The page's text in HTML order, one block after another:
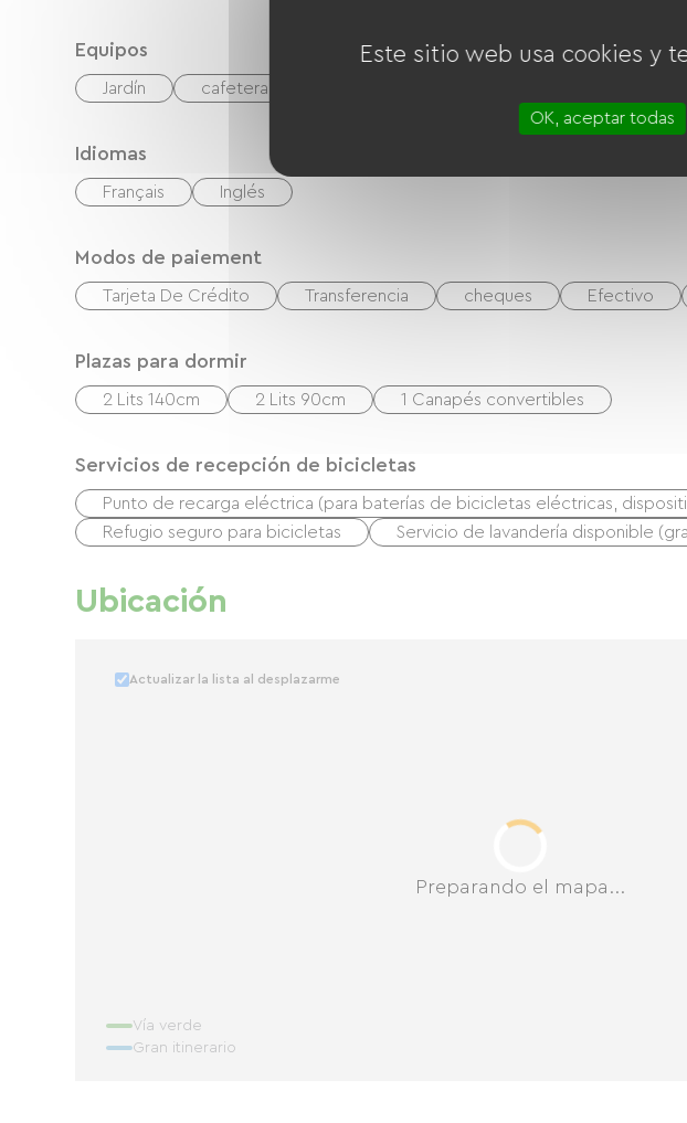
Equipos
Jardín cafetera
Idiomas
Français Inglés
Modos de paiement
Tarjeta De Crédito Transferencia cheques Efectivo
Plazas para dormir
2 Lits 140cm 2 Lits 90cm 1 Canapés convertibles
Servicios de recepción de bicicletas
Punto de recarga eléctrica (para baterías de bicicletas eléctricas,
Refugio seguro para bicicletas
Servicio de lavandería disponible
Ubicación
Preparando el mapa...
Actualizar la lista al desplazarme
Vía verde
Gran itinerario
Este sitio web usa cookies y
OK, aceptar todas